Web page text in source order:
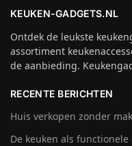
KEUKEN-GADGETS.NL
Ontdek de leukste
assortiment
de aanbieding.
RECENTE BERICHTEN
Huis verkopen zonder
De keuken als